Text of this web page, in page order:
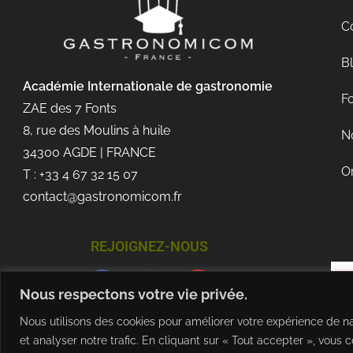
Nous respectons votre vie privée.
Nous utilisons des cookies pour améliorer votre expérience de
et analyser notre trafic. En cliquant sur « Tout accepter », vous
Académie Internationale de gastronomie
ZAE des 7 Fonts
8, rue des Moulins à huile
34300 AGDE | FRANCE
T : +33 4 67 32 15 07
contact@gastronomicom.fr
REJOIGNEZ-NOUS